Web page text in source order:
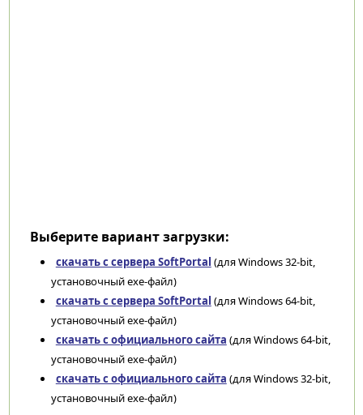
Выберите вариант загрузки:
скачать с сервера SoftPortal (для Windows 32-bit,
установочный exe-файл)
скачать с сервера SoftPortal (для Windows 64-bit,
установочный exe-файл)
скачать с официального сайта (для Windows 64-bit,
установочный exe-файл)
скачать с официального сайта (для Windows 32-bit,
установочный exe-файл)